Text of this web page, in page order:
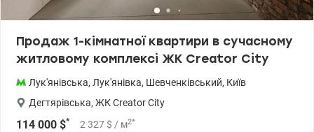
комісії. 0968144949 Едуард valion.ua/ 1146823
Продаж 1-кімнатної квартири в сучасному
житловому комплексі ЖК Creator City
Лук'янівська, Лук'янівка, Шевченківський, Київ
Дегтярівська, ЖК Creator City
114 000 $* 2 327 $ / м2*